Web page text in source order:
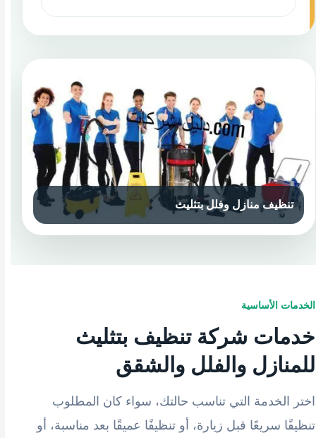
الخدمات الأساسية
خدمات شركة تنظيف بتثليث
للمنازل والفلل والشقق
اختر الخدمة التي تناسب حالتك، سواء كان المطلوب
تنظيفًا سريعًا قبل زيارة، أو تنظيفًا عميقًا بعد مناسبة، أو